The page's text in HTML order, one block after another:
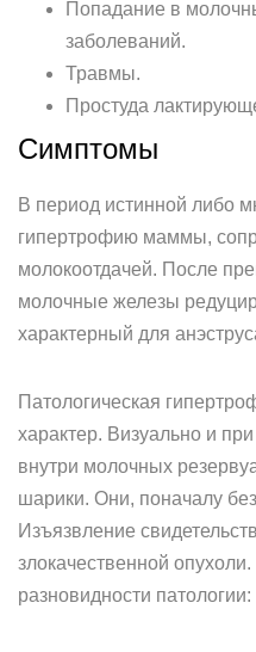
Попадание в
заболеваний.
Травмы.
Простуда
Симптомы
В период истинной либо
гипертрофию маммы,
молокоотдачей. После
молочные железы
характерный для
Патологическая
характер. Визуально и
внутри молочных
шарики. Они, поначалу
Изъязвление
злокачественной
разновидности патологии: